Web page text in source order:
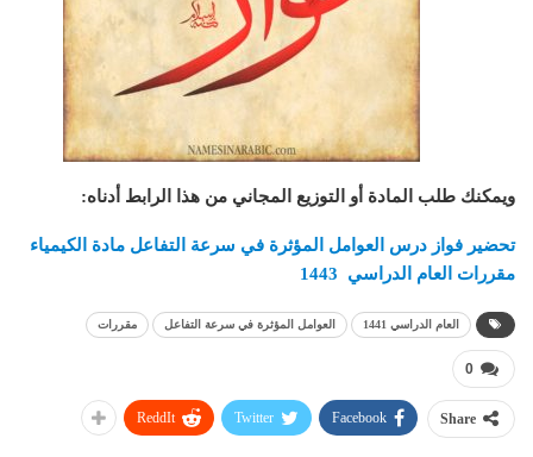
ويمكنك طلب المادة أو التوزيع المجاني من هذا الرابط أدناه:
تحضير فواز درس العوامل المؤثرة في سرعة التفاعل مادة الكيمياء
مقررات العام الدراسي 1443
العام الدراسي 1441 العوامل المؤثرة في سرعة التفاعل مقررات
0
Share
Facebook
Twitter
ReddIt